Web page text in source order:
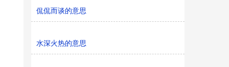
侃侃而谈的意思
水深火热的意思